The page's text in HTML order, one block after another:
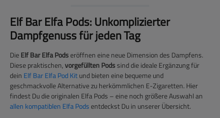
Elf Bar Elfa Pods: Unkomplizierter
Dampfgenuss für jeden Tag
DieElf Bar Elfa Podseröffnen eine neue Dimension des Dampfens.
Diese praktischen,vorgefüllten Podssind die ideale Ergänzung für
dein Elf Bar Elfa Pod Kitund bieten eine bequeme und
geschmackvolle Alternative zu herkömmlichen E-Zigaretten. Hier
findest Du die originalen Elfa Pods – eine noch größere Auswahl an
allen kompatiblen Elfa Podsentdeckst Du in unserer Übersicht.